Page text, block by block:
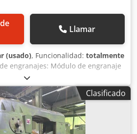
Llamar
(usado), Funcionalidad: totalmente
engranajes: Módulo de engranaje
de engranaje máximo: 500 mm
100 mm Recorrido del husillo:
del husillo: 125 mm Diámetro
brida o mesa de trabajo: 560 mm
en la mesa o brida del husillo
Número de carreras dobles: 18
Clasificado